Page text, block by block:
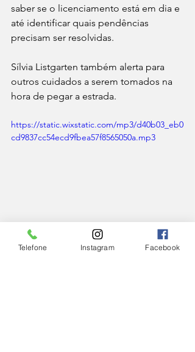
saber se o licenciamento está em dia e
até identificar quais pendências
precisam ser resolvidas.
Sílvia Listgarten também alerta para
outros cuidados a serem tomados na
hora de pegar a estrada.
https://static.wixstatic.com/mp3/d40b03_eb0
cd9837cc54ecd9fbea57f8565050a.mp3
CIDADE
Telefone Instagram Facebook